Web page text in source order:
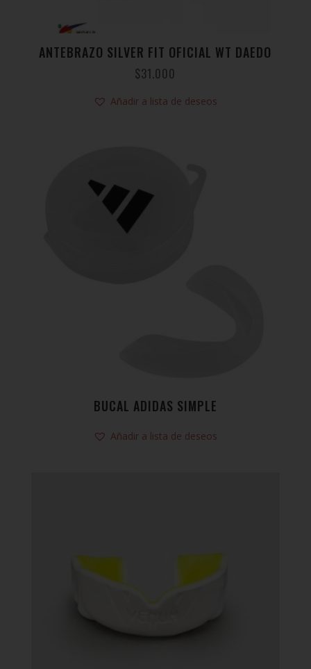
ANTEBRAZO SILVER FIT OFICIAL WT DAEDO
$31.000
Añadir a lista de deseos
BUCAL ADIDAS SIMPLE
Añadir a lista de deseos